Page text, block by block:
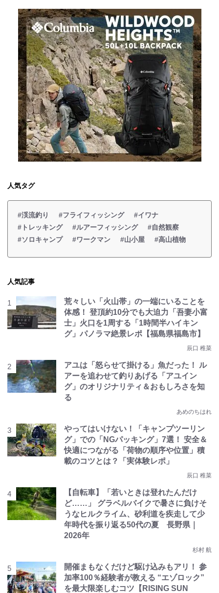
人気タグ
#渓流釣り #フライフィッシング
#イワナ
#トレッキング
#ルアーフィッシング
#自然観察
#ソロキャンプ
#ワークマン #山小屋 #高山植物
人気記事
荒々しい「火山帯」の一端にいることを
体感！ 登頂約10分でも大迫力「吾妻小富
士」火口を1周する「1時間半ハイキン
グ」パノラマ絶景レポ【福島県福島市】
辰口 稚菜
アユは「怒らせて掛ける」魚だった！ ル
アーを追わせて釣りあげる「アユイン
グ」のオリジナリティ＆おもしろさを知
る
あめのちはれ
やってはいけない！「キャンプツーリン
グ」での「NGパッキング」7選！ 安全＆
快適につながる「荷物の順序や位置」積
載のコツとは？「実体験レポ」
辰口 稚菜
【自転車】「若いときは登れたんだけ
ど……」 グラベルバイクで暑さに負けそ
うなヒルクライム、砂利道を疾走して少
年時代を振り返る50代の夏 長野県｜
2026年
杉村 航
開催まもなくだけど駆け込みもアリ！ 参
加率100％経験者が教える “エゾロック”
を最大限楽しむコツ【RISING SUN